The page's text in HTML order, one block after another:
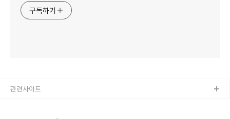
구독하기
관련사이트